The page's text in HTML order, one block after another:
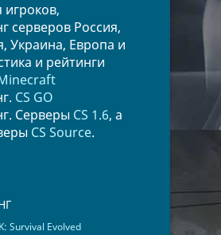
игроков,
серверов Россия,
Украина, Европа и
и рейтинги
CS GO
Серверы CS 1.6, а
CS Source.
Survival Evolved